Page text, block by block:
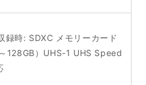
録時: SDXC メモリーカード
128GB）UHS-1 UHS Speed